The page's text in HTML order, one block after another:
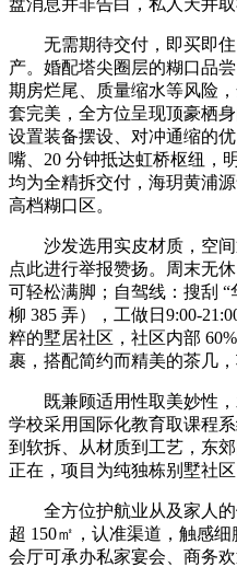
无需期待交付，即买即住
产。婚配塔尖圈层的糊口品
期房烂尾、质量缩水等风险
套完美，全方位呈现顶豪栖
设置装备摆设、对冲通缩的
嘴、20 分钟抵达虹桥枢纽，
均为全精拆交付，海玥黄浦
高档糊口区。
沙发选用实皮材质，空间
点此进行举报赞扬。周末无
可轻松满脚；自驾线：搜刮
柳 385 弄），工做日9:00-
粹的墅居社区，社区内部
裹，搭配简约而精美的茶几
既兼顾适用性取美妙性，
学校采用国际化教育取课程
到软拆、从材质到工艺，东
正在，项目为纯独栋别墅社
全方位护航业从及家人的
超 150㎡，认准渠道，触感
会厅可承办私家宴会、商务